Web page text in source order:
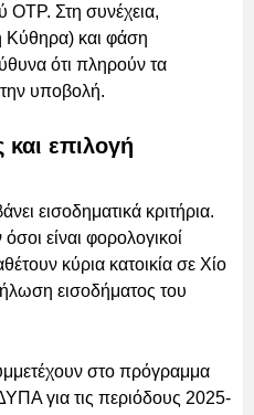
Στη συνέχεια,
Κύθηρα) και φάση
ότι πληρούν τα
υποβολή.
και επιλογή
εισοδηματικά κριτήρια.
είναι φορολογικοί
κύρια κατοικία σε Χίο
εισοδήματος του
στο πρόγραμμα
για τις περιόδους 2025-